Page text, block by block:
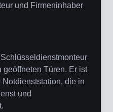
und Firmeninhaber
geöffneten Türen. Er ist
Notdienststation, die in
und